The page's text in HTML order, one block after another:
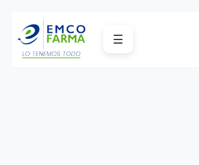
contenido
☰